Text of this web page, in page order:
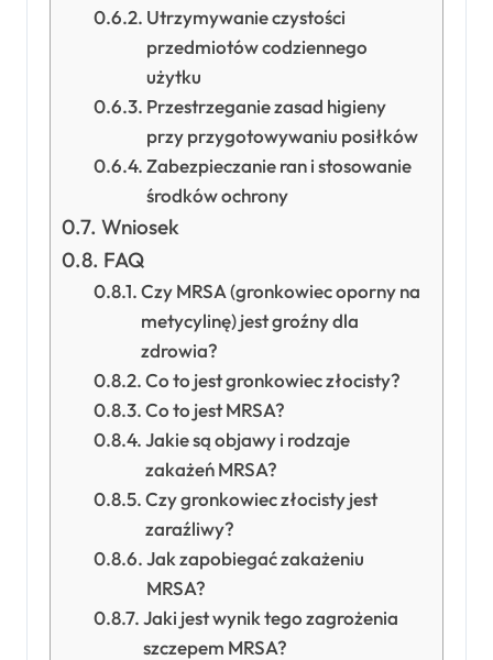
Utrzymywanie czystości
przedmiotów codziennego
użytku
Przestrzeganie zasad higieny
przy przygotowywaniu posiłków
Zabezpieczanie ran i stosowanie
środków ochrony
Wniosek
FAQ
Czy MRSA (gronkowiec oporny na
metycylinę) jest groźny dla
zdrowia?
Co to jest gronkowiec złocisty?
Co to jest MRSA?
Jakie są objawy i rodzaje
zakażeń MRSA?
Czy gronkowiec złocisty jest
zaraźliwy?
Jak zapobiegać zakażeniu
MRSA?
Jaki jest wynik tego zagrożenia
szczepem MRSA?